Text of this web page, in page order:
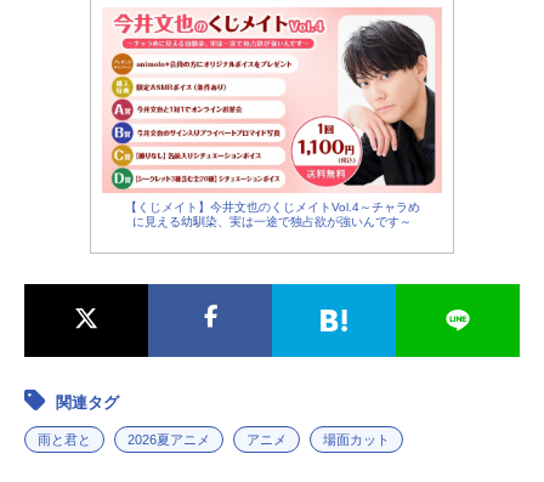
【くじメイト】今井文也のくじメイトVol.4～チャラめ
に見える幼馴染、実は一途で独占欲が強いんです～
関連タグ
雨と君と 2026夏アニメ アニメ 場面カット